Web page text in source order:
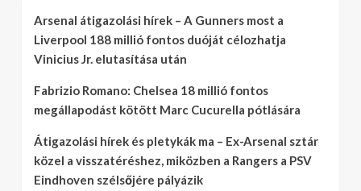
Arsenal átigazolási hírek – A Gunners most a
Liverpool 188 millió fontos duóját célozhatja
Vinicius Jr. elutasítása után
Fabrizio Romano: Chelsea 18 millió fontos
megállapodást kötött Marc Cucurella pótlására
Átigazolási hírek és pletykák ma – Ex-Arsenal sztár
közel a visszatéréshez, miközben a Rangers a PSV
Eindhoven szélsőjére pályázik